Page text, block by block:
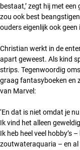
bestaat,’ zegt hij met
zou ook best
ouders eigenlijk ook geen
Christian werkt in de
apart geweest. Als kind
strips. Tegenwoordig
graag fantasyboeken en
van Marvel:
‘En dat is niet omdat je
Ik vind het alleen
Ik heb heel veel hobby’s
zoutwateraquaria – en al